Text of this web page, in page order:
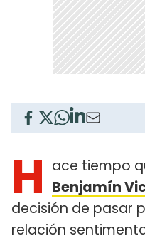
H ace tiempo
Benjamín
decisión de pasar
relación